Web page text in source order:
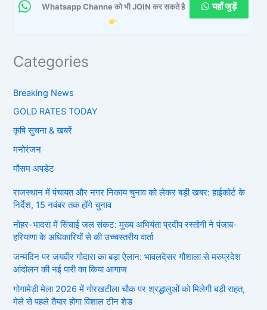
Whatsapp Channe को भी JOIN कर सकते है
यहाँ जुड़ें
Categories
Breaking News
GOLD RATES TODAY
कृषि सुचना & खबरें
मनोरंजन
मौसम अपडेट
राजस्थान में पंचायत और नगर निकाय चुनाव को लेकर बड़ी खबर: हाईकोर्ट के
निर्देश, 15 नवंबर तक होंगे चुनाव
नोहर-भादरा में सिंचाई जल संकट: मुख्य अभियंता प्रदीप रस्तोगी ने पंजाब-
हरियाणा के अधिकारियों से की उच्चस्तरीय वार्ता
जन्मदिन पर जयवीर गोदारा का बड़ा ऐलान: भावलदेसर गौशाला से मरुप्रदेश
आंदोलन की नई पारी का किया आगाज
गोगामेड़ी मेला 2026 में गोरखटीला चौक पर श्रद्धालुओं को मिलेगी बड़ी राहत,
मेले से पहले तैयार होगा विशाल टीन शेड